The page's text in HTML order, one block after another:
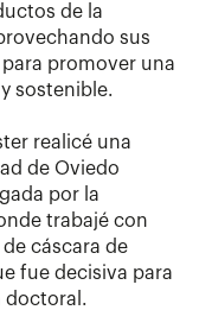
de la
sus
promover una
sostenible.
realicé una
de Oviedo
por la
trabajé con
cáscara de
fue decisiva para
doctoral.